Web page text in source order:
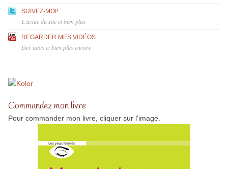
SUIVEZ-MOI!
L'actue du site et bien plus
REGARDER MES VIDÉOS
Des tutos et bien plus encore
Commandez mon livre
Pour commander mon livre, cliquer sur l'image.